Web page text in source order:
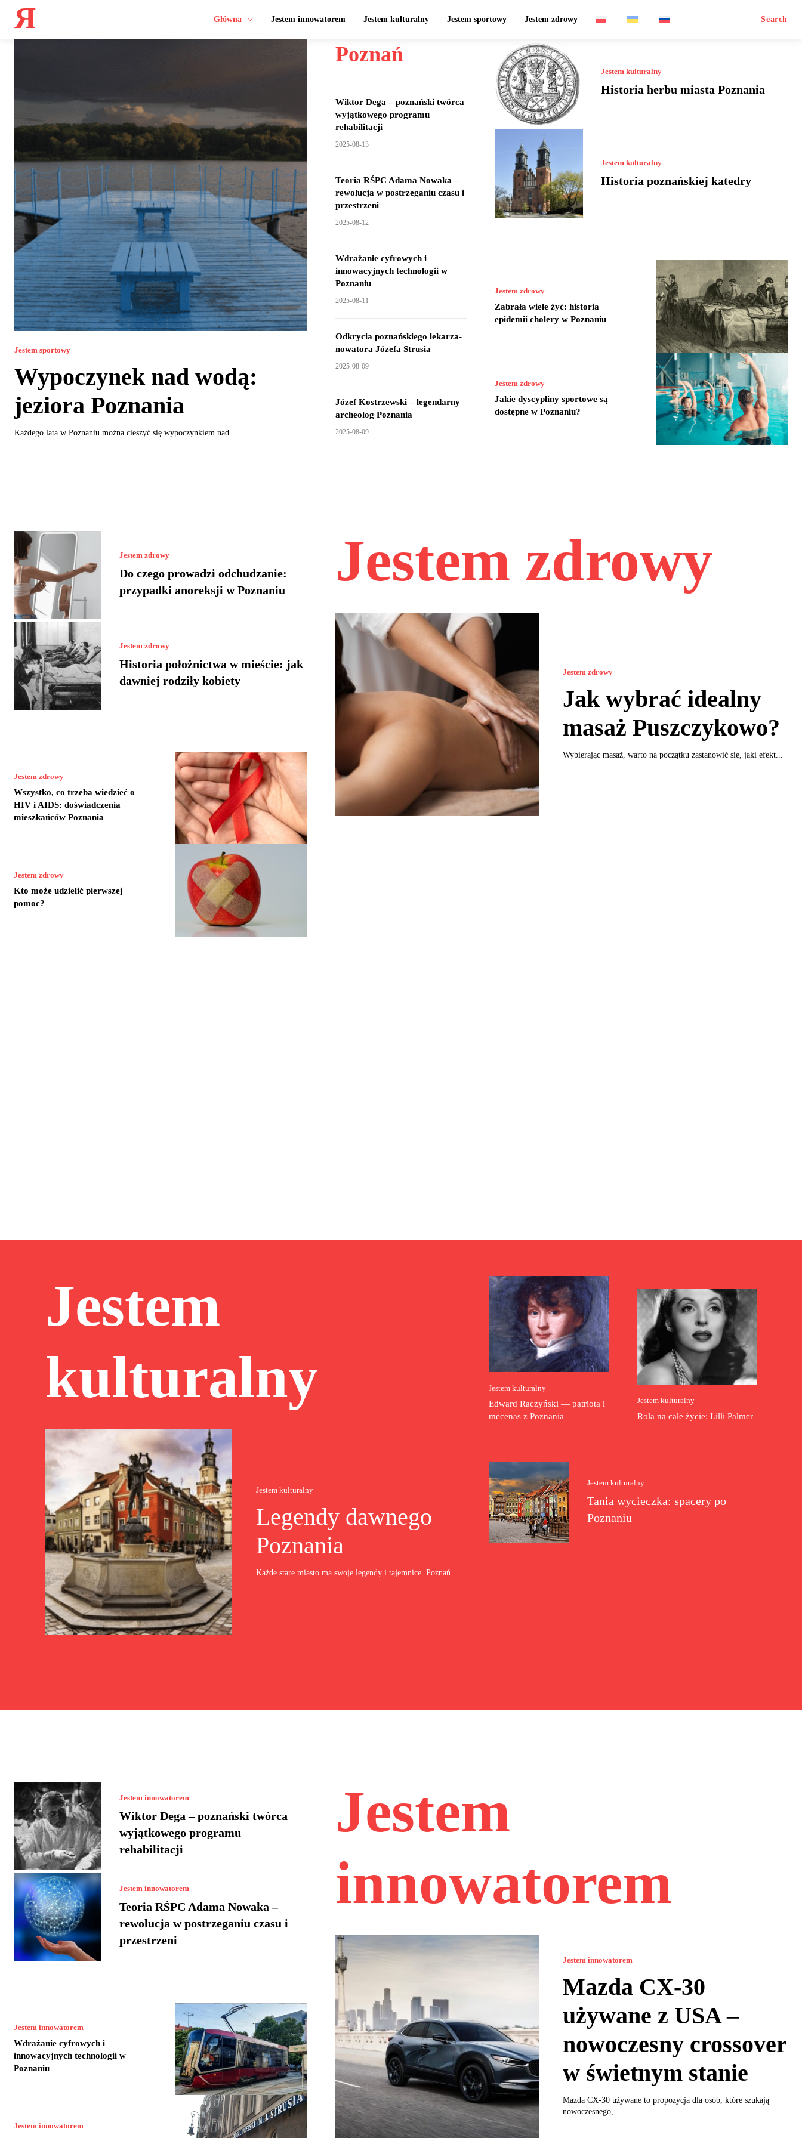
Я Główna Jestem innowatorem Jestem kulturalny Jestem sportowy Jestem zdrowy Search
Jestem sportowy
Wypoczynek nad wodą:
jeziora Poznania
Każdego lata w Poznaniu można cieszyć się wypoczynkiem nad...
Poznań
Wiktor Dega – poznański twórca
wyjątkowego programu
rehabilitacji
2025-08-13
Teoria RŚPC Adama Nowaka –
rewolucja w postrzeganiu czasu i
przestrzeni
2025-08-12
Wdrażanie cyfrowych i
innowacyjnych technologii w
Poznaniu
2025-08-11
Odkrycia poznańskiego lekarza-
nowatora Józefa Strusia
2025-08-09
Józef Kostrzewski – legendarny
archeolog Poznania
2025-08-09
Jestem kulturalny
Historia herbu miasta Poznania
Jestem kulturalny
Historia poznańskiej katedry
Jestem zdrowy
Zabrała wiele żyć: historia
epidemii cholery w Poznaniu
Jestem zdrowy
Jakie dyscypliny sportowe są
dostępne w Poznaniu?
Jestem zdrowy
Do czego prowadzi odchudzanie:
przypadki anoreksji w Poznaniu
Jestem zdrowy
Historia położnictwa w mieście: jak
dawniej rodziły kobiety
Jestem zdrowy
Wszystko, co trzeba wiedzieć o
HIV i AIDS: doświadczenia
mieszkańców Poznania
Jestem zdrowy
Kto może udzielić pierwszej
pomoc?
Jestem zdrowy
Jestem zdrowy
Jak wybrać idealny
masaż Puszczykowo?
Wybierając masaż, warto na początku zastanowić się, jaki efekt...
Jestem
kulturalny
Jestem kulturalny
Legendy dawnego
Poznania
Każde stare miasto ma swoje legendy i tajemnice. Poznań...
Jestem kulturalny
Edward Raczyński — patriota i
mecenas z Poznania
Jestem kulturalny
Rola na całe życie: Lilli Palmer
Jestem kulturalny
Tania wycieczka: spacery po
Poznaniu
Jestem innowatorem
Wiktor Dega – poznański twórca
wyjątkowego programu
rehabilitacji
Jestem innowatorem
Teoria RŚPC Adama Nowaka –
rewolucja w postrzeganiu czasu i
przestrzeni
Jestem innowatorem
Wdrażanie cyfrowych i
innowacyjnych technologii w
Poznaniu
Jestem innowatorem
Jestem
innowatorem
Jestem innowatorem
Mazda CX-30
używane z USA –
nowoczesny crossover
w świetnym stanie
Mazda CX-30 używane to propozycja dla osób, które szukają
nowoczesnego,...